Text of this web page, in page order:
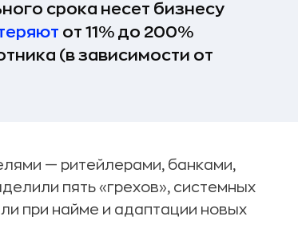
срока несет бизнесу
от 11% до 200%
(в зависимости от
— ритейлерами, банками,
пять «грехов», системных
при найме и адаптации новых